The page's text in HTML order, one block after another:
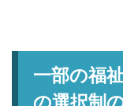
一部の福